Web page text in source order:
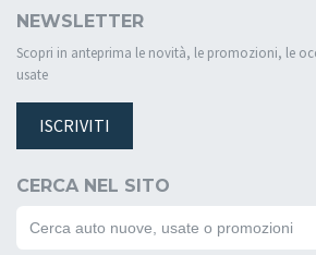
NEWSLETTER
Scopri in anteprima le novità, le promozioni, le
usate
ISCRIVITI
CERCA NEL SITO